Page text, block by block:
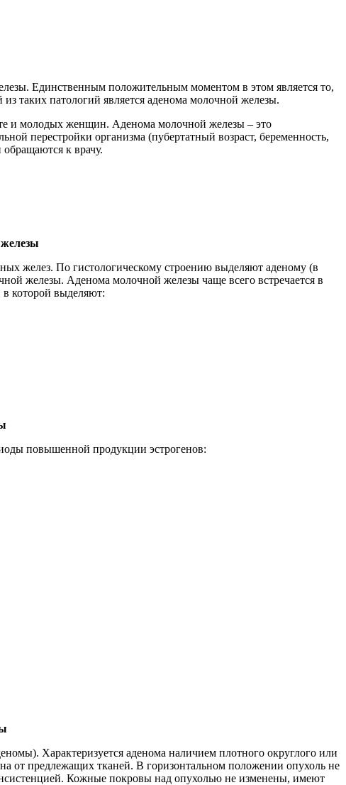
Единственным положительным моментом в этом является то,
таких патологий является аденома молочной железы.
и молодых женщин. Аденома молочной железы – это
перестройки организма (пубертатный возраст, беременность,
к врачу.
желез. По гистологическому строению выделяют аденому (в
железы. Аденома молочной железы чаще всего встречается в
в которой выделяют:
повышенной продукции эстрогенов:
Характеризуется аденома наличием плотного округлого или
от предлежащих тканей. В горизонтальном положении опухоль не
Кожные покровы над опухолью не изменены, имеют